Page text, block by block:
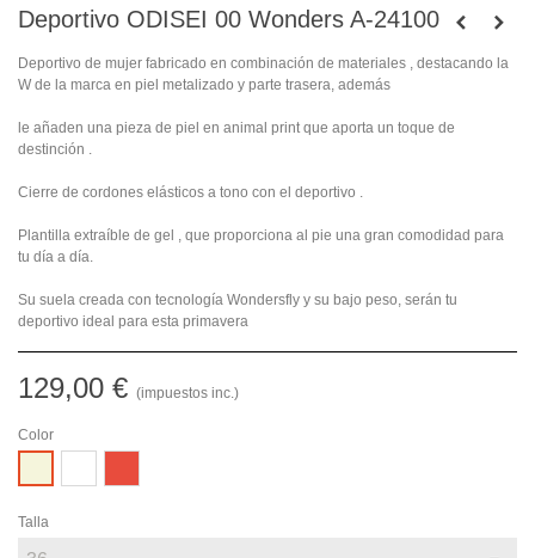
Deportivo ODISEI 00 Wonders A-24100
Deportivo de mujer fabricado en combinación de materiales , destacando la
W de la marca en piel metalizado y parte trasera, además
le añaden una pieza de piel en animal print que aporta un toque de
destinción .
Cierre de cordones elásticos a tono con el deportivo .
Plantilla extraíble de gel , que proporciona al pie una gran comodidad para
tu día a día.
Su suela creada con tecnología Wondersfly y su bajo peso, serán tu
deportivo ideal para esta primavera
129,00 € (impuestos inc.)
Color
Talla